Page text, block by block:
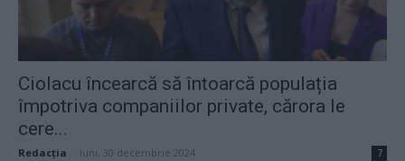
Ciolacu încearcă să întoarcă populația
împotriva companiilor private, cărora le
cere...
Redacţia luni, 30 decembrie 2024 7